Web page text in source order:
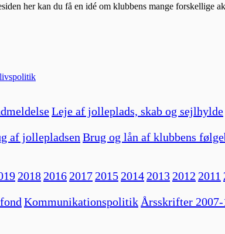
her kan du få en idé om klubbens mange forskellige
Leje af jolleplads, skab og sejlhylde
af jollepladsen Brug og lån af klubbens
2018 2016 2017 2015 2014 2013 2012 2011
Kommunikationspolitik Årsskrifter 2007-